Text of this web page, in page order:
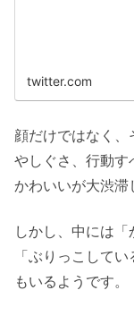
twitter.com
顔だけではなく、
やしぐさ、行動す
かわいいが大渋滞
しかし、中には「
「ぶりっこして
もいるようです。